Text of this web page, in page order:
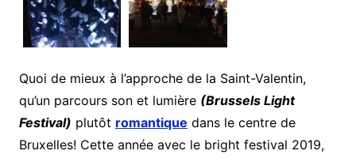
Quoi de mieux à l’approche de la Saint-Valentin,
qu’un parcours son et lumière (Brussels Light
Festival) plutôt romantique dans le centre de
Bruxelles! Cette année avec le bright festival 2019,